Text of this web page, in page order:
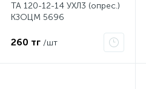
ТА 120-12-14 УХЛ3 (опрес.)
КЗОЦМ 5696
260 тг /шт